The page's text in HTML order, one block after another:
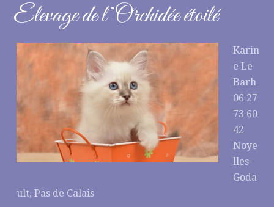
Elevage de l’Orchidée étoilé
Karin
e Le
Barh
06 27
73 60
42
Noye
lles-
Goda
ult, Pas de Calais